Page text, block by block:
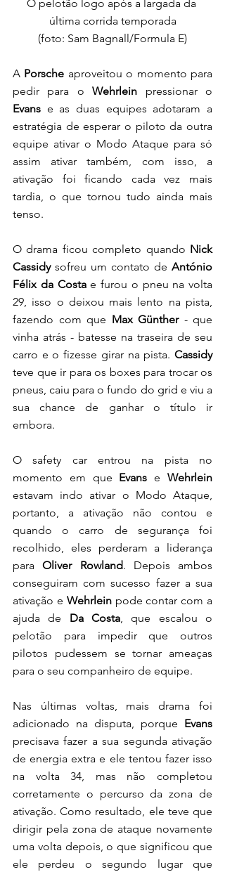
O pelotão logo após a largada da
última corrida temporada
(foto: Sam Bagnall/Formula E)
A Porsche aproveitou o momento para
pedir para o Wehrlein
Evans e as duas equipes adotaram a
estratégia de esperar o piloto da outra
equipe ativar o Modo Ataque para só
assim ativar também, com isso, a
ativação foi ficando cada vez mais
tardia, o que tornou tudo ainda mais
tenso.
O drama ficou completo quando Nick
Cassidy sofreu um contato de António
Félix da Costa e furou o pneu na volta
29, isso o deixou mais lento na pista,
fazendo com que Max Günther - que
vinha atrás - batesse na traseira de seu
carro e o fizesse girar na pista. Cassidy
teve que ir para os boxes para trocar os
pneus, caiu para o fundo do grid e viu a
sua chance de ganhar o título ir
embora.
O safety car entrou na pista no
momento em que Evans e Wehrlein
estavam indo ativar o Modo Ataque,
portanto, a ativação não contou e
quando o carro de segurança foi
recolhido, eles perderam a liderança
para Oliver Rowland. Depois ambos
conseguiram com sucesso fazer a sua
ativação e Wehrlein pode contar com a
ajuda de Da Costa
que escalou o
pelotão para impedir que outros
pilotos pudessem se tornar ameaças
para o seu companheiro de equipe.
Nas últimas voltas, mais drama foi
adicionado na disputa, porque
precisava fazer a sua segunda ativação
de energia extra e ele tentou fazer isso
na volta 34, mas não completou
corretamente o percurso da zona de
ativação. Como resultado, ele teve que
dirigir pela zona de ataque novamente
uma volta depois, o que significou que
ele perdeu o segundo lugar que